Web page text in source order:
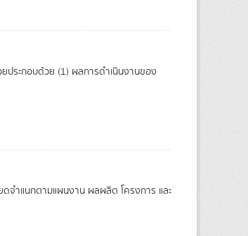
ประกอบด้วย (1) ผลการดำเนินงานของ
จำแนกตามแผนงาน ผลผลิต โครงการ และ